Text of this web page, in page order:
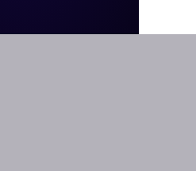
sobre pour être porté tous